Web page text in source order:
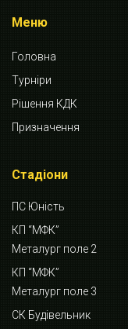
Меню
Головна
Турніри
Рішення КДК
Призначення
Стадіони
ПС Юність
КП “МФК”
Металург поле 2
КП “МФК”
Металург поле 3
СК Будівельник